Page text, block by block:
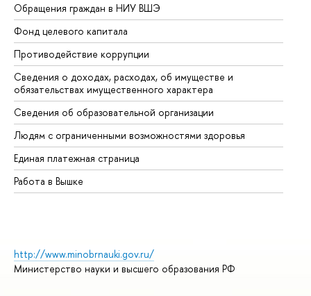
Обращения граждан в НИУ ВШЭ
Фонд целевого капитала
Противодействие коррупции
Сведения о доходах, расходах, об имуществе и
обязательствах имущественного характера
Сведения об образовательной организации
Людям с ограниченными возможностями здоровья
Единая платежная страница
Работа в Вышке
http://www.minobrnauki.gov.ru/
Министерство науки и высшего образования РФ